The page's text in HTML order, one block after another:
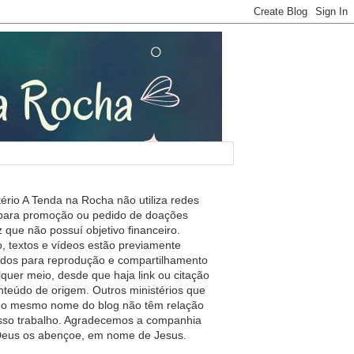
A Tenda na Rocha não utiliza redes
promoção ou pedido de doações
que não possuí objetivo financeiro.
textos e vídeos estão previamente
para reprodução e compartilhamento
meio, desde que haja link ou citação
de origem. Outros ministérios que
mesmo nome do blog não têm relação
trabalho. Agradecemos a companhia
os abençoe, em nome de Jesus.